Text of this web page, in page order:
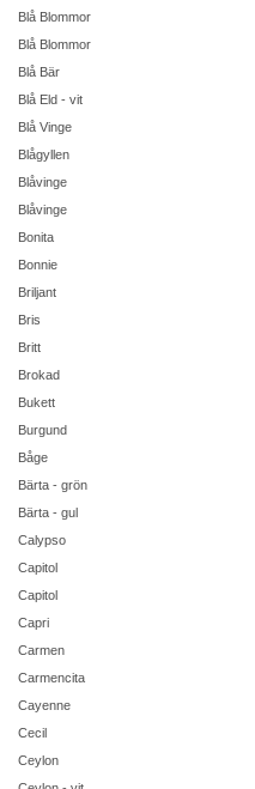
Blå Blommor
Blå Blommor
Blå Bär
Blå Eld - vit
Blå Vinge
Blågyllen
Blåvinge
Blåvinge
Bonita
Bonnie
Briljant
Bris
Britt
Brokad
Bukett
Burgund
Båge
Bärta - grön
Bärta - gul
Calypso
Capitol
Capitol
Capri
Carmen
Carmencita
Cayenne
Cecil
Ceylon